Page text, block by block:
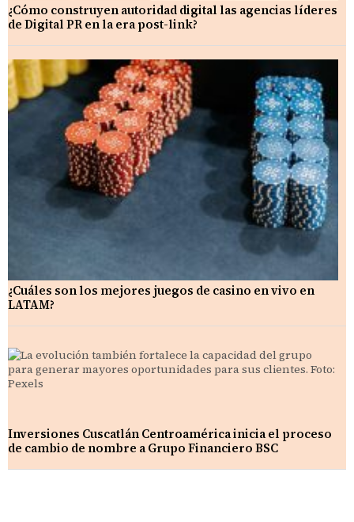
¿Cómo construyen autoridad digital las agencias líderes
de Digital PR en la era post-link?
¿Cuáles son los mejores juegos de casino en vivo en
LATAM?
Inversiones Cuscatlán Centroamérica inicia el proceso
de cambio de nombre a Grupo Financiero BSC